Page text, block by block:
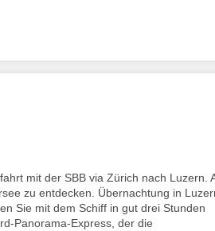
mit der SBB via Zürich nach Luzern.
zu entdecken. Übernachtung in
Sie mit dem Schiff in gut drei Stunden
Panorama-Express, der die